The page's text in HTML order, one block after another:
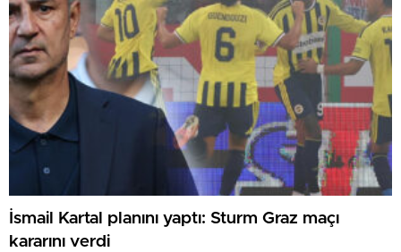
İsmail Kartal planını yaptı: Sturm Graz maçı
kararını verdi